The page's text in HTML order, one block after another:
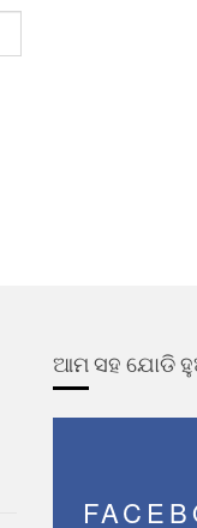
ଆମ ସହ ଯୋଡି